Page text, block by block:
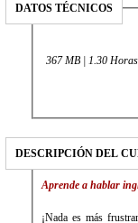
DATOS TÉCNICOS
367 MB | 1.30
DESCRIPCIÓN DEL
Aprende a hablar
¡Nada es más